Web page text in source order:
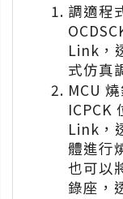
調適程
Link，
式仿真
MCU
ICPCK
Link，
體進行
也可以
錄座，